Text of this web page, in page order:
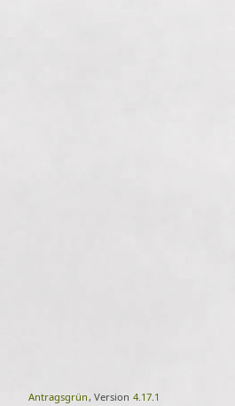
Antragsgrün , Version 4.17.1